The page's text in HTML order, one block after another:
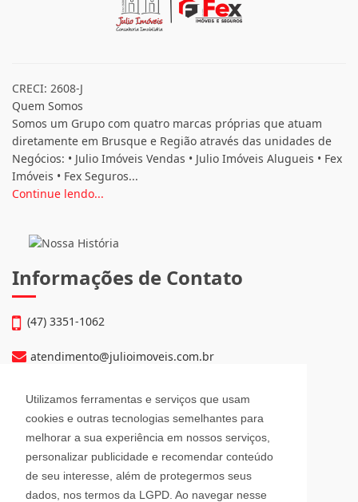
Utilizamos ferramentas e serviços que usam
cookies e outras tecnologias semelhantes para
melhorar a sua experiência em nossos serviços,
personalizar publicidade e recomendar conteúdo
de seu interesse, além de protegermos seus
dados, nos termos da LGPD. Ao navegar nesse
CRECI: 2608-J
Quem Somos
Somos um Grupo com quatro marcas próprias que atuam
diretamente em Brusque e Região através das unidades de
Negócios: • Julio Imóveis Vendas • Julio Imóveis Alugueis • Fex
Imóveis • Fex Seguros...
Continue lendo...
Informações de Contato
(47) 3351-1062
atendimento@julioimoveis.com.br
Avenida Hugo Schlösser, 69, Jardim Maluche
CEP: 88354-300
Horário de Atendimento